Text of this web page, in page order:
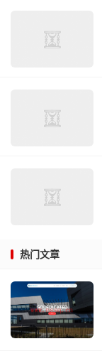
热门文章